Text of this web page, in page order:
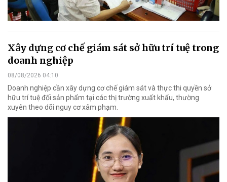
Xây dựng cơ chế giám sát sở hữu trí tuệ trong
doanh nghiệp
08/08/2026 04:10
Doanh nghiệp cần xây dựng cơ chế giám sát và thực thi quyền sở
hữu trí tuệ đối sản phẩm tại các thị trường xuất khẩu, thường
xuyên theo dõi nguy cơ xâm phạm.